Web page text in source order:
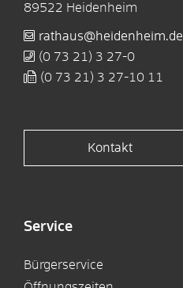
89522 Heidenheim
rathaus@heidenheim.de
(0 73 21) 3 27-0
(0 73 21) 3 27-10 11
Kontakt
Service
Bürgerservice